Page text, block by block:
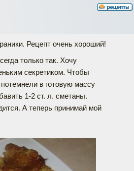
Рецепт очень хороший!
только так. Хочу
секретиком. Чтобы
в готовую массу
1-2 ст. л. сметаны.
А теперь принимай мой